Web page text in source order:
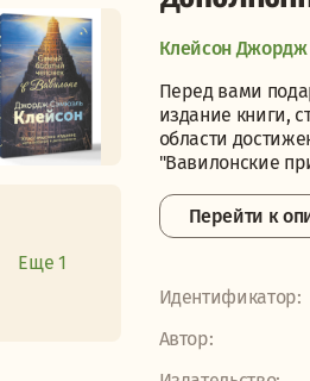
Еще 1
Клейсон Джордж
Перед вами
издание книги,
области
"Вавилонские
Перейти к
Идентификатор:
Автор: